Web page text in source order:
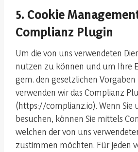
5. Cookie
Complianz Plugin
Um die von uns verwendeten
nutzen zu können und um Ihre
gem. den gesetzlichen
verwenden wir das Complianz
(https://complianz.io). Wenn Sie
besuchen, können Sie mittels
welchen der von uns
zustimmen möchten. Für jeden